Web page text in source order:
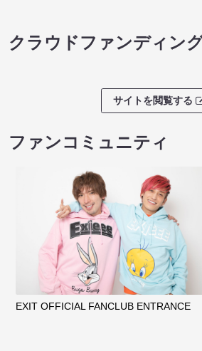
クラウドファンディン
サイトを閲覧する
ファンコミュニティ
EXIT OFFICIAL FANCLUB ENTRANCE